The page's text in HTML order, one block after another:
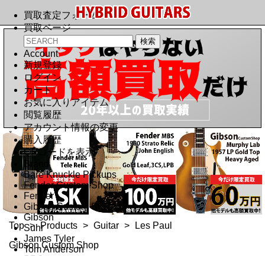
買取査定フォーム
買取ページ
Account
新規登録
ログイン
カート
お気に入りアイテム
閲覧履歴
アカウント情報の変更
購入履歴
QRコードを表示
Brand
Bare Knuckle Pickups
Fender Custom Shop
Fender
Gibson Custom Shop
Gibson
Suhr
James Tyler
Tom Anderson
Top > Products > Guitar >
Les Paul
Gibson Custom Shop